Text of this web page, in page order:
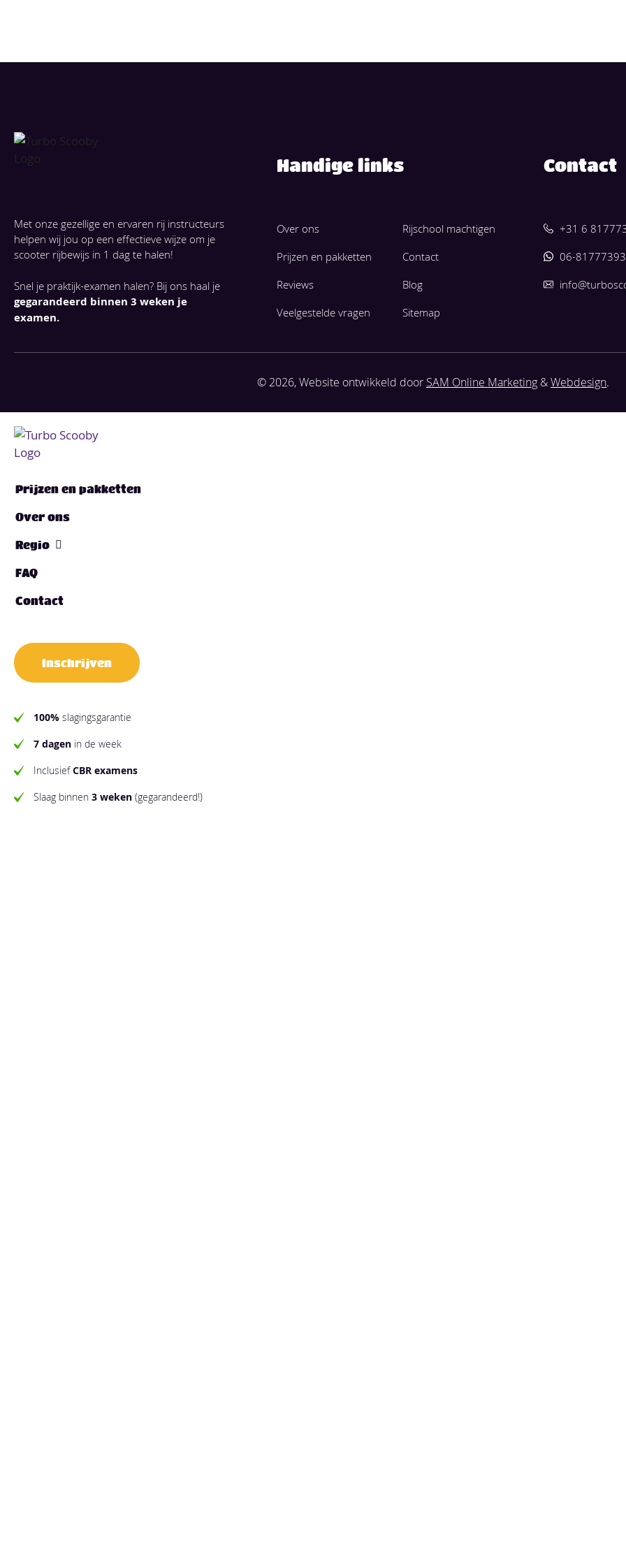
Met onze gezellige en ervaren rij instructeurs
helpen wij jou op een effectieve wijze om je
scooter rijbewijs in 1 dag te halen!
Snel je praktijk-examen halen? Bij ons haal je
gegarandeerd binnen 3 weken je
examen.
Handige links
Over ons
Prijzen en pakketten
Reviews
Veelgestelde vragen
Rijschool machtigen
Contact
Blog
Sitemap
Contact
+31 6
06-81777393
© 2026, Website ontwikkeld door SAM Online Marketing &Webdesign.
Prijzen en pakketten
Over ons
Regio
FAQ
Contact
Inschrijven
100%slagingsgarantie
7 dagenin de week
InclusiefCBR examens
Slaag binnen 3 weken(gegarandeerd!)